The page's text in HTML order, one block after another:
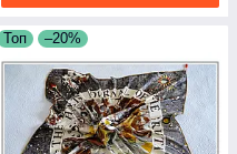
Топ –20%